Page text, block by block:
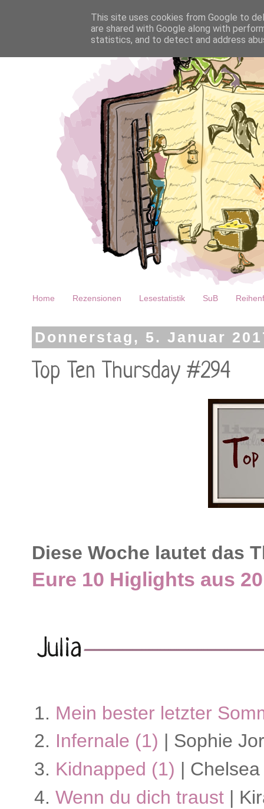
Home Rezensionen Lesestatistik SuB
Donnerstag, 5. Januar
Top Ten Thursday #294
Diese Woche lautet das
Eure 10 Higlights aus
Mein bester letzter
Infernale (1) | Sophie
Kidnapped (1) |
Wenn du dich traust |
This site uses cookies from Google to
are shared with Google along with
statistics, and to detect and address